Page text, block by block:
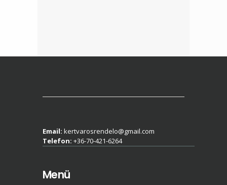
Email: kertvarosrendelo@gmail.com
Telefon: +36-70-421-6264
Menü